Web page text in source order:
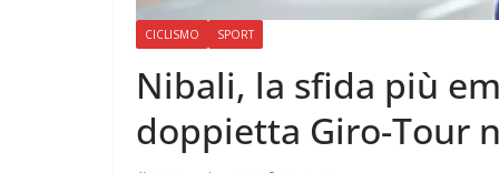
CICLISMO SPORT
Nibali, la sfida più
doppietta Giro-Tour